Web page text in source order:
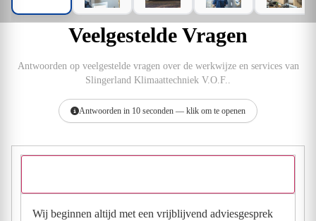
Veelgestelde Vragen
Antwoorden op veelgestelde vragen over de werkwijze en services van
Slingerland Klimaattechniek V.O.F..
Antwoorden in 10 seconden — klik om te openen
Wij beginnen altijd met een vrijblijvend adviesgesprek